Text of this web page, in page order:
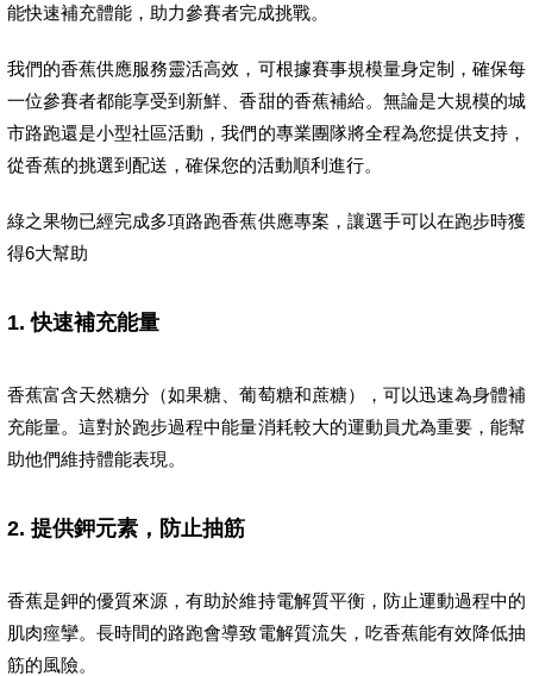
能快速補充體能，助力參賽者完成挑戰。
我們的香蕉供應服務靈活高效，可根據賽事規模量身定制，確保每
一位參賽者都能享受到新鮮、香甜的香蕉補給。無論是大規模的城
市路跑還是小型社區活動，我們的專業團隊將全程為您提供支持，
從香蕉的挑選到配送，確保您的活動順利進行。
綠之果物已經完成多項路跑香蕉供應專案，讓選手可以在跑步時獲
得6大幫助
1.快速補充能量
香蕉富含天然糖分（如果糖、葡萄糖和蔗糖），可以迅速為身體補
充能量。這對於跑步過程中能量消耗較大的運動員尤為重要，能幫
助他們維持體能表現。
2. 提供鉀元素，防止抽筋
香蕉是鉀的優質來源，有助於維持電解質平衡，防止運動過程中的
肌肉痙攣。長時間的路跑會導致電解質流失，吃香蕉能有效降低抽
筋的風險。